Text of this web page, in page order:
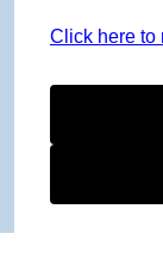
Click here to